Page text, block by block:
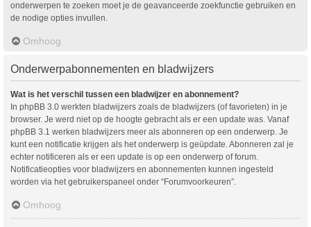
onderwerpen te zoeken moet je de geavanceerde zoekfunctie gebruiken en
de nodige opties invullen.
Omhoog
Onderwerpabonnementen en bladwijzers
Wat is het verschil tussen een bladwijzer en abonnement?
In phpBB 3.0 werkten bladwijzers zoals de bladwijzers (of favorieten) in je
browser. Je werd niet op de hoogte gebracht als er een update was. Vanaf
phpBB 3.1 werken bladwijzers meer als abonneren op een onderwerp. Je
kunt een notificatie krijgen als het onderwerp is geüpdate. Abonneren zal je
echter notificeren als er een update is op een onderwerp of forum.
Notificatieopties voor bladwijzers en abonnementen kunnen ingesteld
worden via het gebruikerspaneel onder “Forumvoorkeuren”.
Omhoog